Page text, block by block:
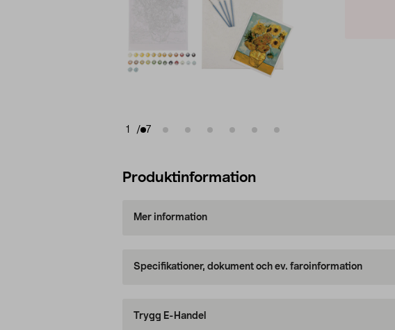
1 / 7
Produktinformation
Mer information
Specifikationer, dokument och ev. faroinformation
Trygg E-Handel